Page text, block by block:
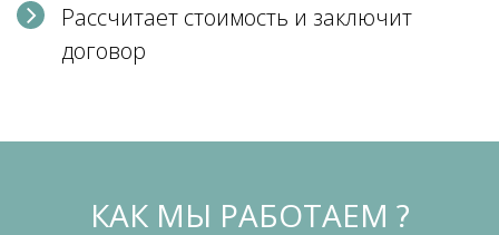
Рассчитает стоимость и заключит
договор
КАК МЫ РАБОТАЕМ ?